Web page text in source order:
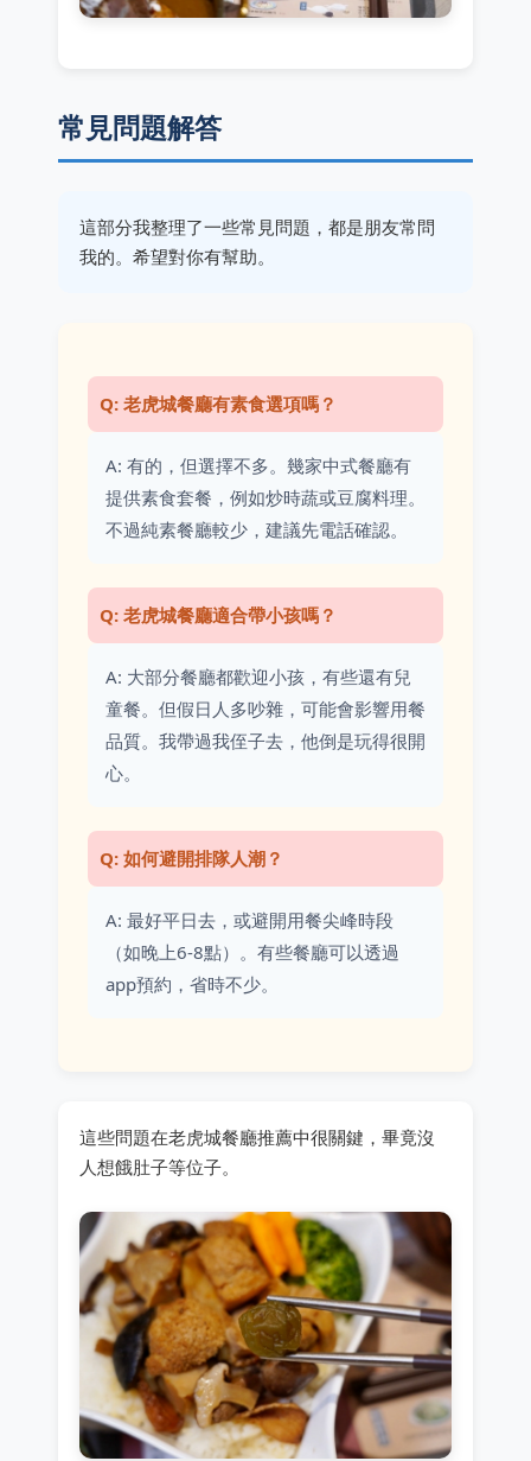
常見問題解答
這部分我整理了一些常見問題，都是朋友常問
我的。希望對你有幫助。
Q: 老虎城餐廳有素食選項嗎？
A: 有的，但選擇不多。幾家中式餐廳有
提供素食套餐，例如炒時蔬或豆腐料理。
不過純素餐廳較少，建議先電話確認。
Q: 老虎城餐廳適合帶小孩嗎？
A: 大部分餐廳都歡迎小孩，有些還有兒
童餐。但假日人多吵雜，可能會影響用餐
品質。我帶過我侄子去，他倒是玩得很開
心。
Q: 如何避開排隊人潮？
A: 最好平日去，或避開用餐尖峰時段
（如晚上6-8點）。有些餐廳可以透過
app預約，省時不少。
這些問題在老虎城餐廳推薦中很關鍵，畢竟沒
人想餓肚子等位子。